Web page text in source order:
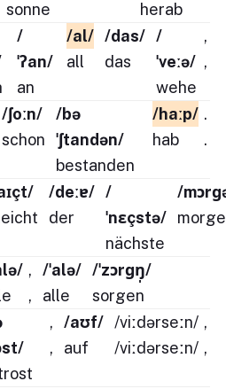
sonne
herab
/
ˈʔan/
an
/al/
all
/das/
das
/
ˈveːə/
wehe
,
,
/ʃoːn/
schon
/bə
ˈʃtandən/
bestanden
/haːp/
hab
.
.
/deːɐ/
der
/
ˈnɛçstə/
nächste
/
,
,
/ˈalə/
alle
/ˈzɔrɡŋ̩/
sorgen
,
,
/aʊf/
auf
/viːdərseːn/
/viːdərseːn/
,
,